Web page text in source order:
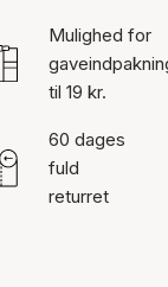
Mulighed for
til 19 kr.
60 dages
fuld
returret